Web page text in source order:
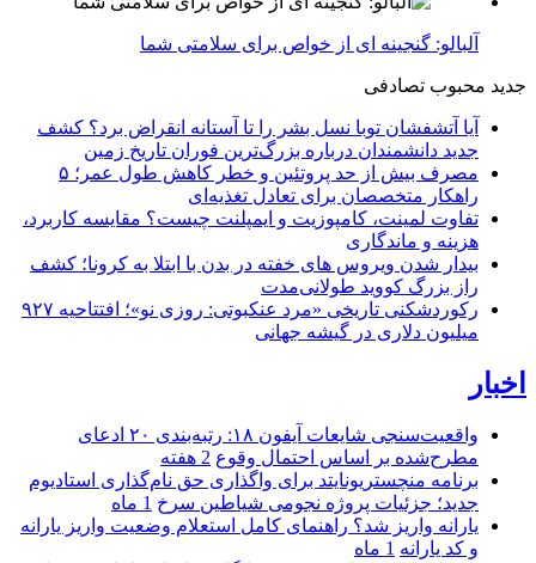
آلبالو: گنجینه ای از خواص برای سلامتی شما
جدید محبوب تصادفی
آیا آتشفشان توبا نسل بشر را تا آستانه انقراض برد؟ کشف
جدید دانشمندان درباره بزرگ‌ترین فوران تاریخ زمین
مصرف بیش از حد پروتئین و خطر کاهش طول عمر؛ ۵
راهکار متخصصان برای تعادل تغذیه‌ای
تفاوت لمینت، کامپوزیت و ایمپلنت چیست؟ مقایسه کاربرد،
هزینه و ماندگاری
بیدار شدن ویروس‌ های خفته در بدن با ابتلا به کرونا؛ کشف
راز بزرگ کووید طولانی‌مدت
رکوردشکنی تاریخی «مرد عنکبوتی: روزی نو»؛ افتتاحیه ۹۲۷
میلیون دلاری در گیشه جهانی
اخبار
واقعیت‌سنجی شایعات آیفون ۱۸: رتبه‌بندی ۲۰ ادعای
مطرح‌شده بر اساس احتمال وقوع 2 هفته
برنامه منچستریونایتد برای واگذاری حق نام‌گذاری استادیوم
جدید؛ جزئیات پروژه نجومی شیاطین سرخ 1 ماه
یارانه واریز شد؟ راهنمای کامل استعلام وضعیت واریز یارانه
و کد یارانه 1 ماه